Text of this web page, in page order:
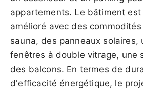
appartements. Le bâtiment est
amélioré avec des
sauna, des panneaux solaires,
fenêtres à double vitrage, une
des balcons. En termes de
d'efficacité énergétique, le